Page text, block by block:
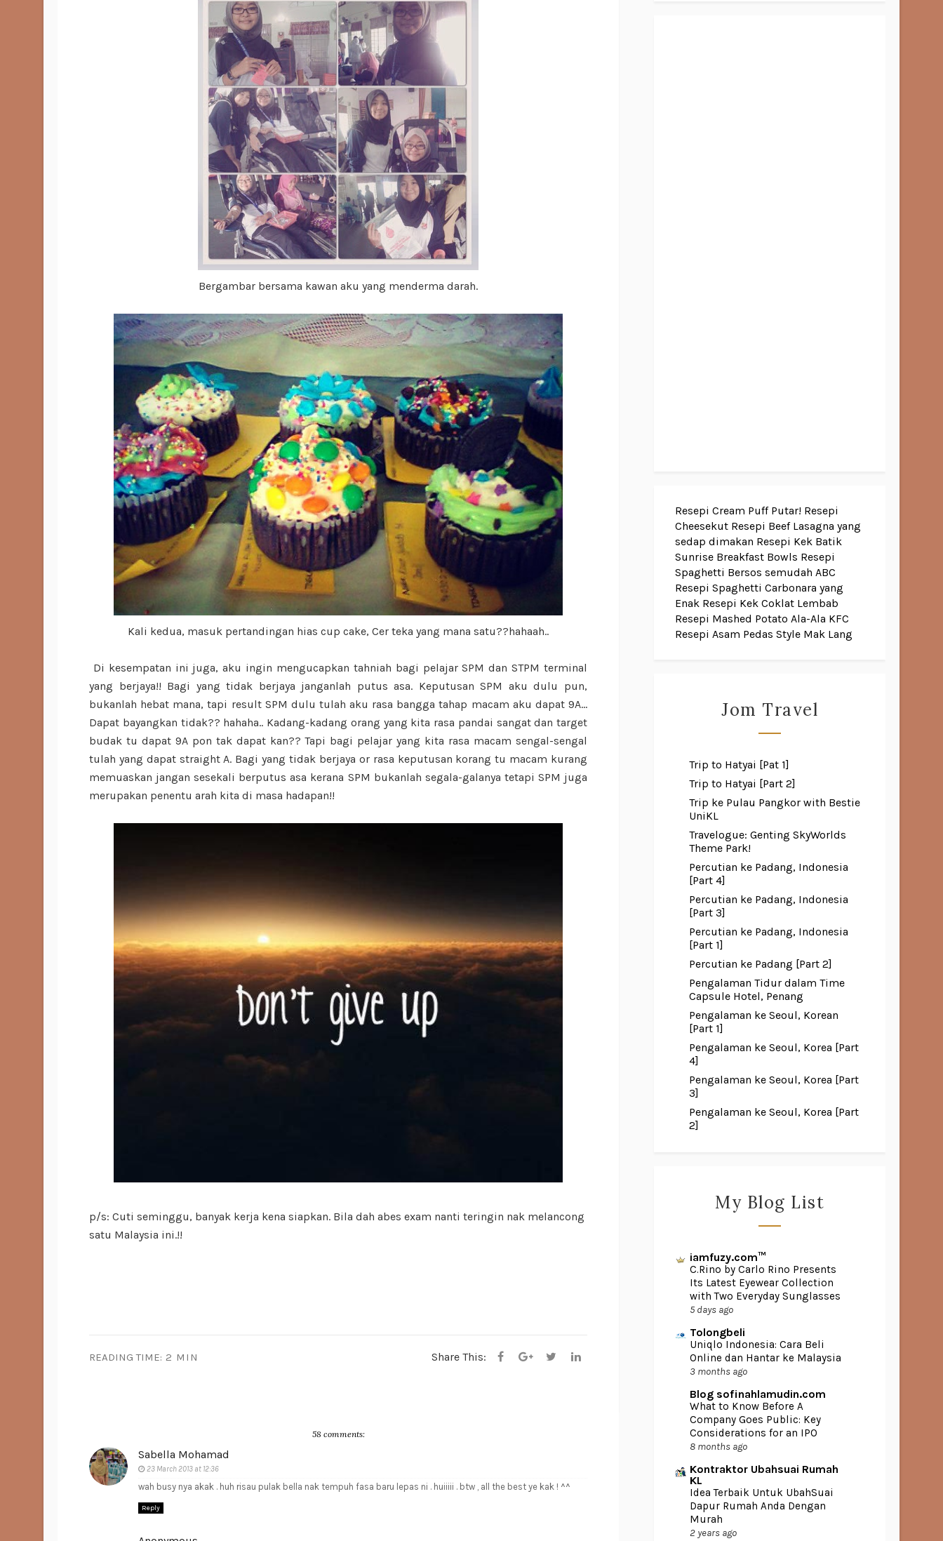
Bergambar bersama kawan aku yang menderma darah.
Kali kedua, masuk pertandingan hias cup cake, Cer teka yang mana satu??hahaah..
Di kesempatan ini juga, aku ingin mengucapkan tahniah bagi pelajar SPM dan STPM terminal
yang berjaya!! Bagi yang tidak berjaya janganlah putus asa. Keputusan SPM aku dulu pun,
bukanlah hebat mana, tapi result SPM dulu tulah aku rasa bangga tahap macam aku dapat 9A...
Dapat bayangkan tidak?? hahaha.. Kadang-kadang orang yang kita rasa pandai sangat dan target
budak tu dapat 9A pon tak dapat kan?? Tapi bagi pelajar yang kita rasa macam sengal-sengal
tulah yang dapat straight A. Bagi yang tidak berjaya or rasa keputusan korang tu macam kurang
memuaskan jangan sesekali berputus asa kerana SPM bukanlah segala-galanya tetapi SPM juga
merupakan penentu arah kita di masa hadapan!!
p/s: Cuti seminggu, banyak kerja kena siapkan. Bila dah abes exam nanti teringin nak melancong
satu Malaysia ini.!!
READING TIME: 2 MIN Share This:
58 comments:
Sabella Mohamad
23 March 2013 at 12:36
wah busy nya akak . huh risau pulak bella nak tempuh fasa baru lepas ni . huiiiii . btw , all the best ye kak ! ^^
Reply
Resepi Cream Puff Putar! Resepi
Cheesekut Resepi Beef Lasagna yang
sedap dimakan Resepi Kek Batik
Sunrise Breakfast Bowls Resepi
Spaghetti Bersos semudah ABC
Resepi Spaghetti Carbonara yang
Enak Resepi Kek Coklat Lembab
Resepi Mashed Potato Ala-Ala KFC
Resepi Asam Pedas Style Mak Lang
Jom Travel
Trip to Hatyai [Pat 1]
Trip to Hatyai [Part 2]
Trip ke Pulau Pangkor with Bestie
UniKL
Travelogue: Genting SkyWorlds
Theme Park!
Percutian ke Padang, Indonesia
[Part 4]
Percutian ke Padang, Indonesia
[Part 3]
Percutian ke Padang, Indonesia
[Part 1]
Percutian ke Padang [Part 2]
Pengalaman Tidur dalam Time
Capsule Hotel, Penang
Pengalaman ke Seoul, Korean
[Part 1]
Pengalaman ke Seoul, Korea [Part
4]
Pengalaman ke Seoul, Korea [Part
3]
Pengalaman ke Seoul, Korea [Part
2]
My Blog List
iamfuzy.com™
C.Rino by Carlo Rino Presents
Its Latest Eyewear Collection
with Two Everyday Sunglasses
5 days ago
Tolongbeli
Uniqlo Indonesia: Cara Beli
Online dan Hantar ke Malaysia
3 months ago
Blog sofinahlamudin.com
What to Know Before A
Company Goes Public: Key
Considerations for an IPO
8 months ago
Kontraktor Ubahsuai Rumah
KL
Idea Terbaik Untuk UbahSuai
Dapur Rumah Anda Dengan
Murah
2 years ago